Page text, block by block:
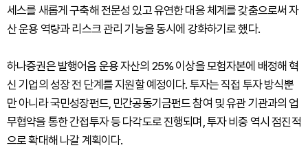
세스를 새롭게 구축해 전문성 있고 유연한 대응 체계를 갖춤으로써 자
산 운용 역량과 리스크 관리 기능을 동시에 강화하기로 했다.
하나증권은 발행어음 운용 자산의 25% 이상을 모험자본에 배정해 혁
신 기업의 성장 전 단계를 지원할 예정이다. 투자는 직접 투자 방식뿐
만 아니라 국민성장펀드, 민간공동기금펀드 참여 및 유관 기관과의 업
무협약을 통한 간접투자 등 다각도로 진행되며, 투자 비중 역시 점진적
으로 확대해 나갈 계획이다.